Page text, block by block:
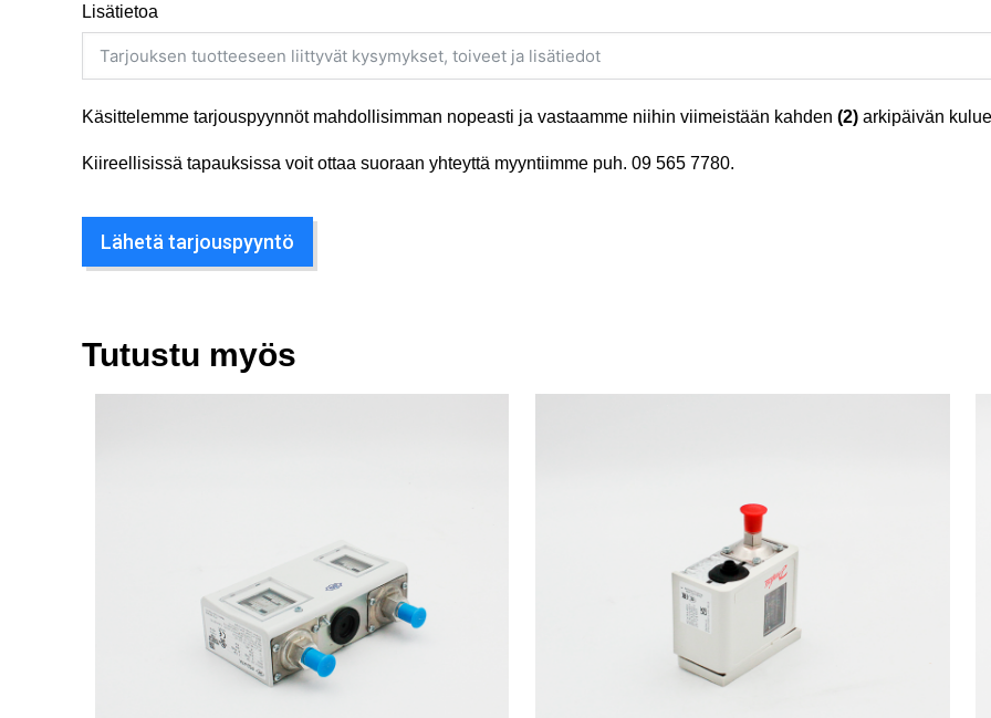
Lisätietoa
Käsittelemme tarjouspyynnöt mahdollisimman nopeasti ja vastaamme niihin viimeistään kahden (2) arkipäivän
Kiireellisissä tapauksissa voit ottaa suoraan yhteyttä myyntiimme puh. 09 565 7780.
Lähetä tarjouspyyntö
Tutustu myös